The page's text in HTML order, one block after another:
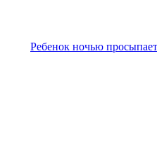
Ребенок ночью